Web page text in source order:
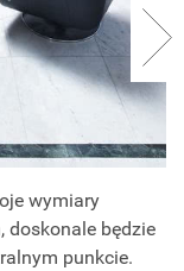
wymiary
doskonale będzie
punkcie.